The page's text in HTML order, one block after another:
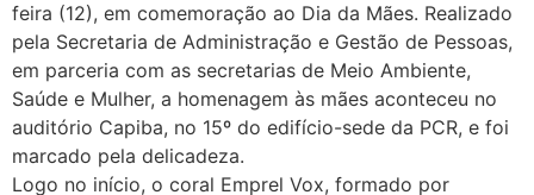
feira (12), em comemoração ao Dia da Mães. Realizado
pela Secretaria de Administração e Gestão de Pessoas,
em parceria com as secretarias de Meio Ambiente,
Saúde e Mulher, a homenagem às mães aconteceu no
auditório Capiba, no 15º do edifício-sede da PCR, e foi
marcado pela delicadeza.
Logo no início, o coral Emprel Vox, formado por